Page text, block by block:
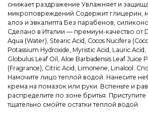
снижает раздражение Увлажняет и
микроповреждений Содержит глицерин,
алоэ и эвкалипта Без парабенов,
Сделано в Италии — премиум-качество от
Aqua (Water), Stearic Acid, Cocos Nucifera
Potassium Hydroxide, Myristic Acid, Lauric
Globulus Leaf Oil, Aloe Barbadensis Leaf Juice
(Fragrance), Citric Acid, Limonene, Linalool.
Намочите лицо теплой водой. Нанесите
крема на помазок или руки. Вспеньте и
распределите по зоне бритья.
тщательно смойте остатки теплой водой.